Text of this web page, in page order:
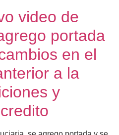
video de
portada
en el
a la
y